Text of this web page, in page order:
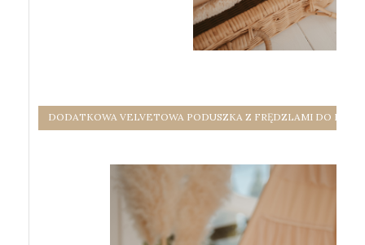
DODATKOWA VELVETOWA PODUSZKA Z FRĘDZLAMI DO